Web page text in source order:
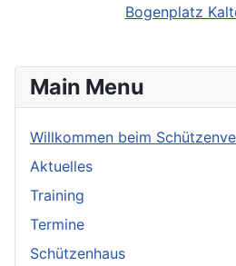
Bogenplatz
Main Menu
Willkommen beim
Aktuelles
Training
Termine
Schützenhaus